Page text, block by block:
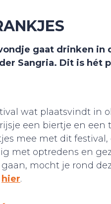
gaat drinken in
Sangria. Dit is hét
wat plaatsvindt in
een biertje en een
mee met dit
met optredens en
mocht je rond
hier.